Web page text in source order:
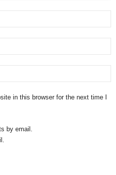
in this browser for the next time I
by email.